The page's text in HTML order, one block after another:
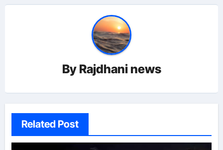
By Rajdhani news
Related Post